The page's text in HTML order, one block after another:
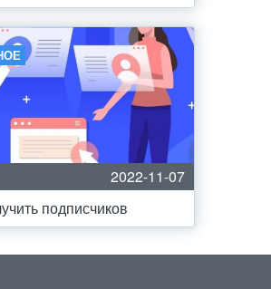
2022-11-07
подписчиков